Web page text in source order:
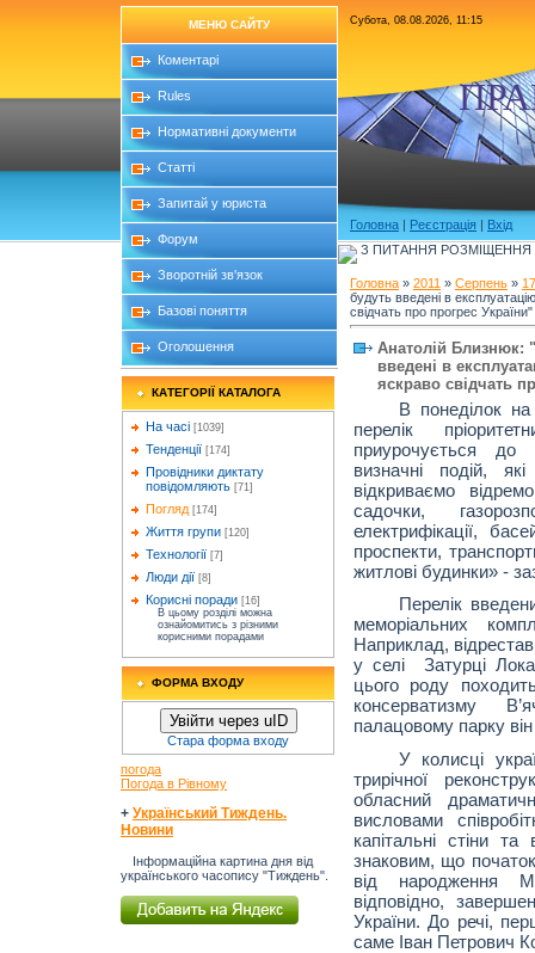
МЕНЮ САЙТУ
Коментарі
Rules
Нормативні документи
Статті
Запитай у юриста
Форум
Зворотній зв'язок
Базові поняття
Оголошення
КАТЕГОРІЇ КАТАЛОГА
На часі [1039]
Тенденції [174]
Провідники диктату
повідомляють [71]
Погляд [174]
Життя групи [120]
Технології [7]
Люди дії [8]
Корисні поради [16]
В цьому розділі можна
ознайомитись з різними
корисними порадами
ФОРМА ВХОДУ
Увійти через uID
Стара форма входу
погода
Погода в Рівному
+ Український Тиждень.
Новини
Інформаційна картина дня від
українського часопису "Тиждень".
Субота, 08.08.2026, 11:15
Головна | Реєстрація | Вхід
З ПИТАННЯ РОЗМІЩЕННЯ
Головна » 2011 » Серпень » 17
будуть введені в
свідчать про прогрес України"
Анатолій Близнюк:
введені в
яскраво свідчать
В понеділок на
перелік
приурочується до
визначні подій,
відкриваємо
садочки,
електрифікації,
проспекти,
житлові будинки» -
Перелік
меморіальних
Наприклад,
у селі Затурці
цього роду
консерватизму
палацовому парку
У колисці
трирічної
обласний
висловами
капітальні стіни
знаковим, що
від народження
відповідно,
України. До речі,
саме Іван Петрович